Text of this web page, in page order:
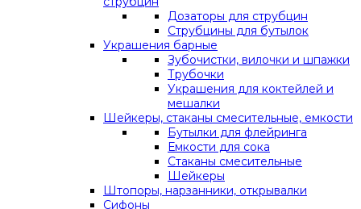
Дозаторы для струбцин
Струбцины для бутылок
Украшения барные
Зубочистки, вилочки и шпажки
Трубочки
Украшения для коктейлей и
мешалки
Шейкеры, стаканы смесительные, емкости
Бутылки для флейринга
Емкости для сока
Стаканы смесительные
Шейкеры
Штопоры, нарзанники, открывалки
Сифоны